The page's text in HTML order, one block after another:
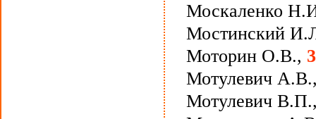
Москаленко
Мостинский
Моторин О.В.,
Мотулевич
Мотулевич